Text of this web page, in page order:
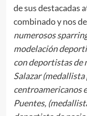
de sus destacadas
combinado y nos
numerosos
modelación
con deportistas de
Salazar (medallista
centroamericanos
Puentes,